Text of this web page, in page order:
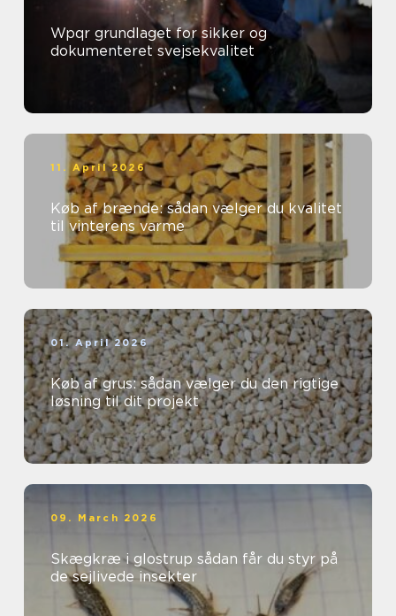
Wpqr grundlaget for sikker og
dokumenteret svejsekvalitet
11. April 2026
Køb af brænde: sådan vælger du kvalitet
til vinterens varme
01. April 2026
Køb af grus: sådan vælger du den rigtige
løsning til dit projekt
09. March 2026
Skægkræ i glostrup sådan får du styr på
de sejlivede insekter